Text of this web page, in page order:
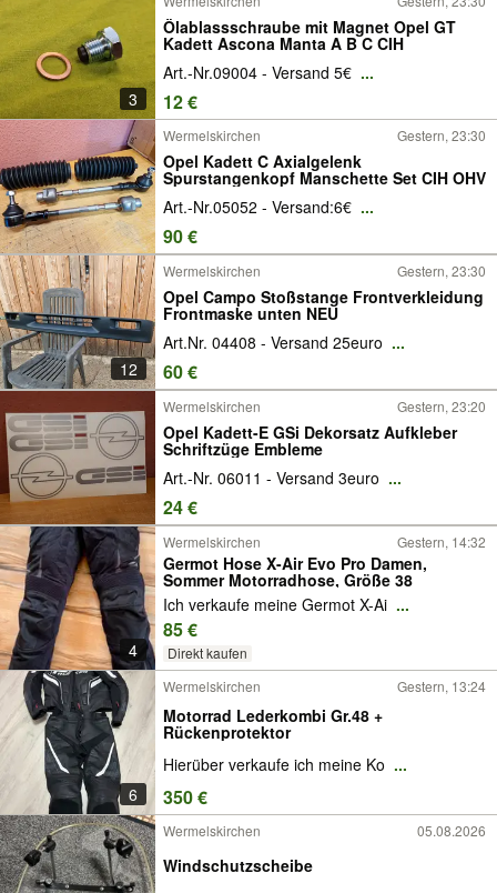
3
Ölablassschraube mit Magnet Opel GT
Kadett Ascona Manta A B C CIH
Art.-Nr.09004 - Versand 5€ ...
12 €
Wermelskirchen Gestern, 23:30
Opel Kadett C Axialgelenk
Spurstangenkopf Manschette Set CIH OHV
Art.-Nr.05052 - Versand:6€ ...
90 €
12
Wermelskirchen Gestern, 23:30
Opel Campo Stoßstange Frontverkleidung
Frontmaske unten NEU
Art.Nr. 04408 - Versand 25euro ...
60 €
Wermelskirchen Gestern, 23:20
Opel Kadett-E GSi Dekorsatz Aufkleber
Schriftzüge Embleme
Art.-Nr. 06011 - Versand 3euro ...
24 €
4
Wermelskirchen Gestern, 14:32
Germot Hose X-Air Evo Pro Damen,
Sommer Motorradhose, Größe 38
Ich verkaufe meine Germot X-Ai ...
85 €
Direkt kaufen
6
Wermelskirchen Gestern, 13:24
Motorrad Lederkombi Gr.48 +
Rückenprotektor
Hierüber verkaufe ich meine Ko ...
350 €
Wermelskirchen 05.08.2026
Windschutzscheibe